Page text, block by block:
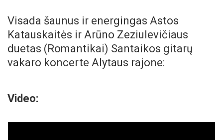
Visada šaunus ir energingas Astos
Katauskaitės ir Arūno Zeziulevičiaus
duetas (Romantikai) Santaikos gitarų
vakaro koncerte Alytaus rajone:
Video: